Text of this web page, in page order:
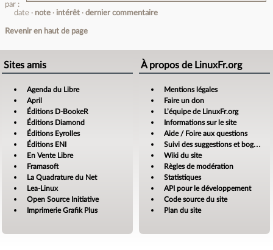
par :
date
note intérêt dernier commentaire
Revenir en haut de page
Sites amis
Agenda du Libre
April
Éditions D-BookeR
Éditions Diamond
Éditions Eyrolles
Éditions ENI
En Vente Libre
Framasoft
La Quadrature du Net
Lea-Linux
Open Source Initiative
Imprimerie Grafik Plus
À propos de LinuxFr.org
Mentions légales
Faire un don
L’équipe de LinuxFr.org
Informations sur le site
Aide / Foire aux questions
Suivi des suggestions et bogues
Wiki du site
Règles de modération
Statistiques
API pour le développement
Code source du site
Plan du site